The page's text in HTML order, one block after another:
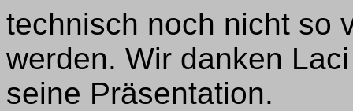
technisch noch nicht so
werden. Wir danken
seine Präsentation.